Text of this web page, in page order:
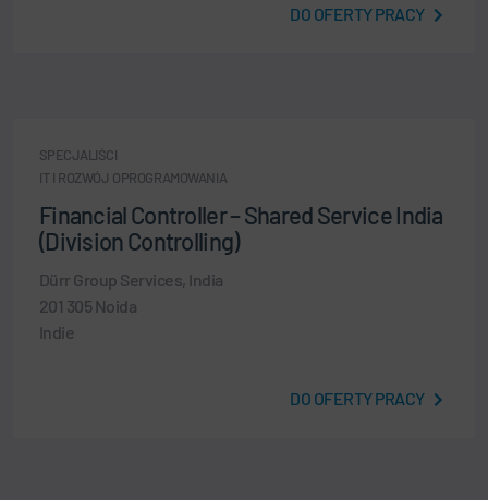
DO OFERTY PRACY
SPECJALIŚCI
IT I ROZWÓJ OPROGRAMOWANIA
Financial Controller – Shared Service India
(Division Controlling)
Dürr Group Services, India
201 305 Noida
Indie
DO OFERTY PRACY